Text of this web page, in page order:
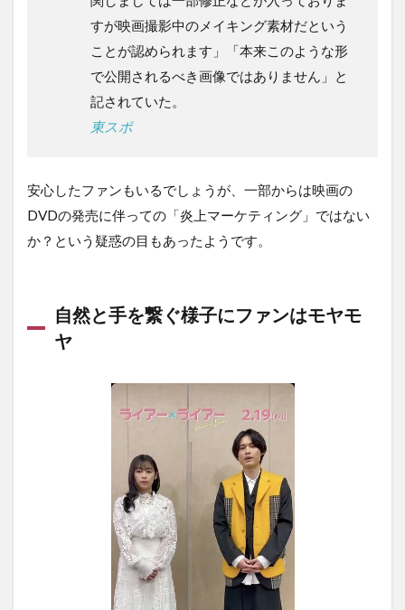
すが映画撮影中のメイキング素材だという
ことが認められます」「本来このような形
で公開されるべき画像ではありません」と
記されていた。
東スポ
安心したファンもいるでしょうが、一部からは映画の
DVDの発売に伴っての「炎上マーケティング」ではない
か？という疑惑の目もあったようです。
自然と手を繋ぐ様子にファンはモヤモ
ヤ